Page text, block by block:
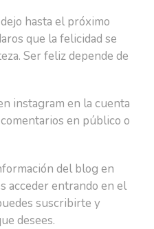
hasta el próximo
que la felicidad se
Ser feliz depende de
instagram en la cuenta
en público o
del blog en
acceder entrando en el
suscribirte y
desees.